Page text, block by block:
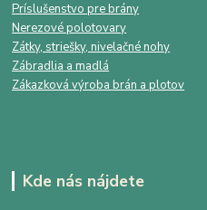
Príslušenstvo pre brány
Nerezové polotovary
Zátky, striešky, nivelačné nohy
Zábradlia a madlá
Zákazková výroba brán a plotov
Kde nás nájdete